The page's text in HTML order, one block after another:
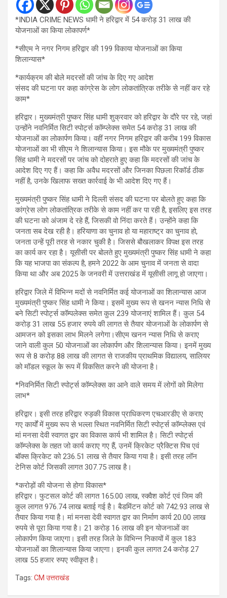
*INDIA CRIME NEWS धामी ने हरिद्वार में 54 करोड़ 31 लाख की
योजनाओं का किया लोकापर्ण*
*सीएम ने नगर निगम हरिद्वार की 199 विकाया योजनाओं का किया
शिलान्यास*
*कार्यक्रम की बोले मदरसों की जांच के दिए गए आदेश
संसद की घटना पर कहा कांग्रेस के लोग लोकतांत्रिक तरीके से नहीं कर रहे
काम*
हरिद्वार। मुख्यमंत्री पुष्कर सिंह धामी शुक्रवार को हरिद्वार के दौरे पर रहे, जहां
उन्होंने नवनिर्मित सिटी स्पोर्ट्स कॉम्प्लेक्स समेत 54 करोड़ 31 लाख की
योजनाओं का लोकार्पण किया। वहीं नगर निगम हरिद्वार की करीब 199 विकास
योजनाओं का भी सीएम ने शिलान्यास किया। इस मौके पर मुख्यमंत्री पुष्कर
सिंह धामी ने मदरसों पर जांच को दोहराते हुए कहा कि मदरसों की जांच के
आदेश दिए गए हैं। कहा कि अवैध मदरसों और जिनका पिछला रिकॉर्ड ठीक
नहीं है, उनके खिलाफ सख्त कार्रवाई के भी आदेश दिए गए हैं।
मुख्यमंत्री पुष्कर सिंह धामी ने दिल्ली संसद की घटना पर बोलते हुए कहा कि
कांग्रेस लोग लोकतांत्रिक तरीके से काम नहीं कर पा रही है, इसलिए इस तरह
की घटना को अंजाम दे रहे हैं, जिसकी वो निंदा करते हैं। उन्होंने कहा कि
जनता सब देख रही है। हरियाणा का चुनाव हो या महाराष्ट्र का चुनाव हो,
जनता उन्हें पूरी तरह से नकार चुकी है। जिससे बौखलाकर विपक्ष इस तरह
का कार्य कर रहा है। यूसीसी पर बोलते हुए मुख्यमंत्री पुष्कर सिंह धामी ने कहा
कि यह भाजपा का संकल्प है, हमने 2022 के आम चुनाव में जनता से वादा
किया था और अब 2025 के जनवरी में उत्तराखंड में यूसीसी लागू हो जाएगा।
हरिद्वार जिले में विभिन्न मदों से नवनिर्मित कई योजनाओं का शिलान्यास आज
मुख्यमंत्री पुष्कर सिंह धामी ने किया। इसमें मुख्य रूप से खनन न्यास निधि से
बने सिटी स्पोर्ट्स कॉम्पलेक्स समेत कुल 239 योजनाएं शामिल हैं। कुल 54
करोड़ 31 लाख 55 हजार रुपये की लागत से तैयार योजनाओं के लोकार्पण से
आमजन को इसका लाभ मिलने लगेगा।सीएम खनन न्यास निधि से कराए
जाने वाली कुल 50 योजनाओं का लोकार्पण और शिलान्यास किया। इनमें मुख्य
रूप से 8 करोड़ 88 लाख की लागत से राजकीय प्राथमिक विद्यालय, सालियर
को मॉडल स्कूल के रूप में विकसित करने की योजना है।
*निवनिर्मित सिटी स्पोर्ट्स कॉम्प्लेक्स का आने वाले समय में लोगों को मिलेगा
लाभ*
हरिद्वार। इसी तरह हरिद्वार रुड़की विकास प्राधिकरण एचआरडीए से कराए
गए कार्यों में मुख्य रूप से भल्ला स्थित नवनिर्मित सिटी स्पोर्ट्स कॉम्प्लेक्स एवं
मां मनसा देवी स्वागत द्वार का विकास कार्य भी शामिल है। सिटी स्पोर्ट्स
कॉम्प्लेक्स के तहत जो कार्य कराए गए हैं, उनमें क्रिकेट प्रैक्टिस पिच एवं
बॉक्स क्रिकेट को 236.51 लाख से तैयार किया गया है। इसी तरह लॉन
टेनिस कोर्ट जिसकी लागत 307.75 लाख है।
*करोड़ों की योजना से होगा विकास*
हरिद्वार। फुटसल कोर्ट की लागत 165.00 लाख, स्क्वैश कोर्ट एवं जिम की
कुल लागत 976.74 लाख बताई गई है। बैडमिंटन कोर्ट को 742.93 लाख से
तैयार किया गया है। मां मनसा देवी स्वागत द्वार का निर्माण कार्य 20.00 लाख
रुपये से पूरा किया गया है। 21 करोड़ 16 लाख की इन योजनाओं का
लोकार्पण किया जाएगा। इसी तरह जिले के विभिन्न निकायों में कुल 183
योजनाओं का शिलान्यास किया जाएगा। इनकी कुल लागत 24 करोड़ 27
लाख 55 हजार रुपए स्वीकृत है।
Tags: CM उत्तराखंड